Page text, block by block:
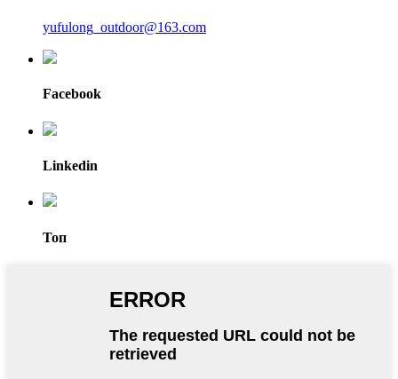
yufulong_outdoor@163.com
Facebook
Linkedin
Топ